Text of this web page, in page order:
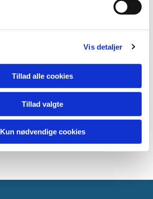
Vis detaljer
Tillad alle cookies
Tillad valgte
Kun nødvendige cookies